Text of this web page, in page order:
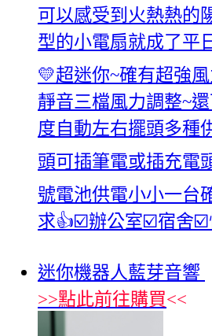
可以感受到火熱熱的
型的小電扇就成了
💛超迷你~確有超強
靜音三檔風力調整~
度自動左右擺頭多種
頭可插筆電或插充電
號電池供電小小一台
求👍☑️辦公室☑️宿舍☑️
迷你機器人藍芽音響
>>點此前往購買<<